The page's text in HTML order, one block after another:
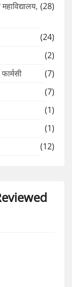
(28)
(24)
(2)
(7)
(7)
(1)
(1)
(12)